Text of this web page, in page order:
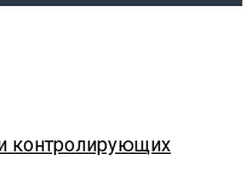
контролирующих